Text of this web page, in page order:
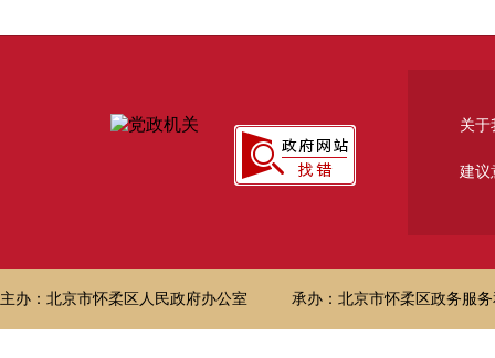
关于
建议
主办：北京市怀柔区人民政府办公室 承办：北京市怀柔区政务服